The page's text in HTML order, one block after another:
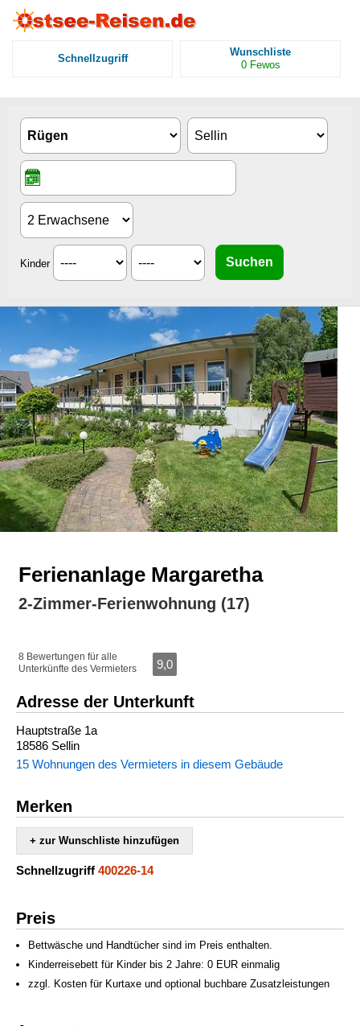
Schnellzugriff
Wunschliste
0 Fewos
Kinder
Ferienanlage Margaretha
2-Zimmer-Ferienwohnung (17)
8 Bewertungen für alle
Unterkünfte des Vermieters
9,0
Adresse der Unterkunft
Hauptstraße 1a
18586 Sellin
15 Wohnungen des Vermieters in diesem Gebäude
Merken
+ zur Wunschliste hinzufügen
Schnellzugriff 400226-14
Preis
Bettwäsche und Handtücher sind im Preis enthalten.
Kinderreisebett für Kinder bis 2 Jahre: 0 EUR einmalig
zzgl. Kosten für Kurtaxe und optional buchbare Zusatzleistungen